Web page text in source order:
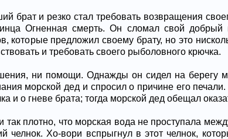
брат и резко стал требовать возвращения
Огненная смерть. Он сломал свой добрый
которые предложил своему брату, но это
и требовать своего рыболовного крючка.
ни помощи. Однажды он сидел на берегу
морской дед и спросил о причине его
и о гневе брата; тогда морской дед обещал
плотно, что морская вода не проступала
челнок. Хо-вори вспрыгнул в этот челнок,